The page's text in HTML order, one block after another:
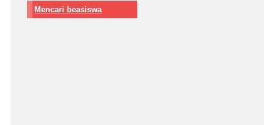
Mencari beasiswa